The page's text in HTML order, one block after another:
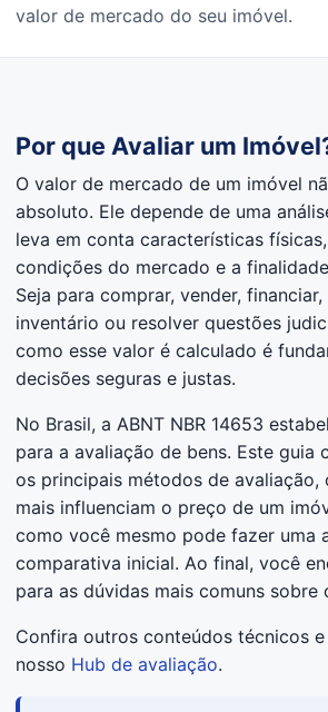
valor de mercado do seu imóvel.
Por que Avaliar um
O valor de mercado de um imóvel
absoluto. Ele depende de uma
leva em conta características
condições do mercado e a
Seja para comprar, vender,
inventário ou resolver questões
como esse valor é calculado é
decisões seguras e justas.
No Brasil, a ABNT NBR 14653
para a avaliação de bens. Este guia
os principais métodos de avaliação,
mais influenciam o preço de um
como você mesmo pode fazer uma
comparativa inicial. Ao final, você
para as dúvidas mais comuns sobre
Confira outros conteúdos técnicos
nosso Hub de avaliação.